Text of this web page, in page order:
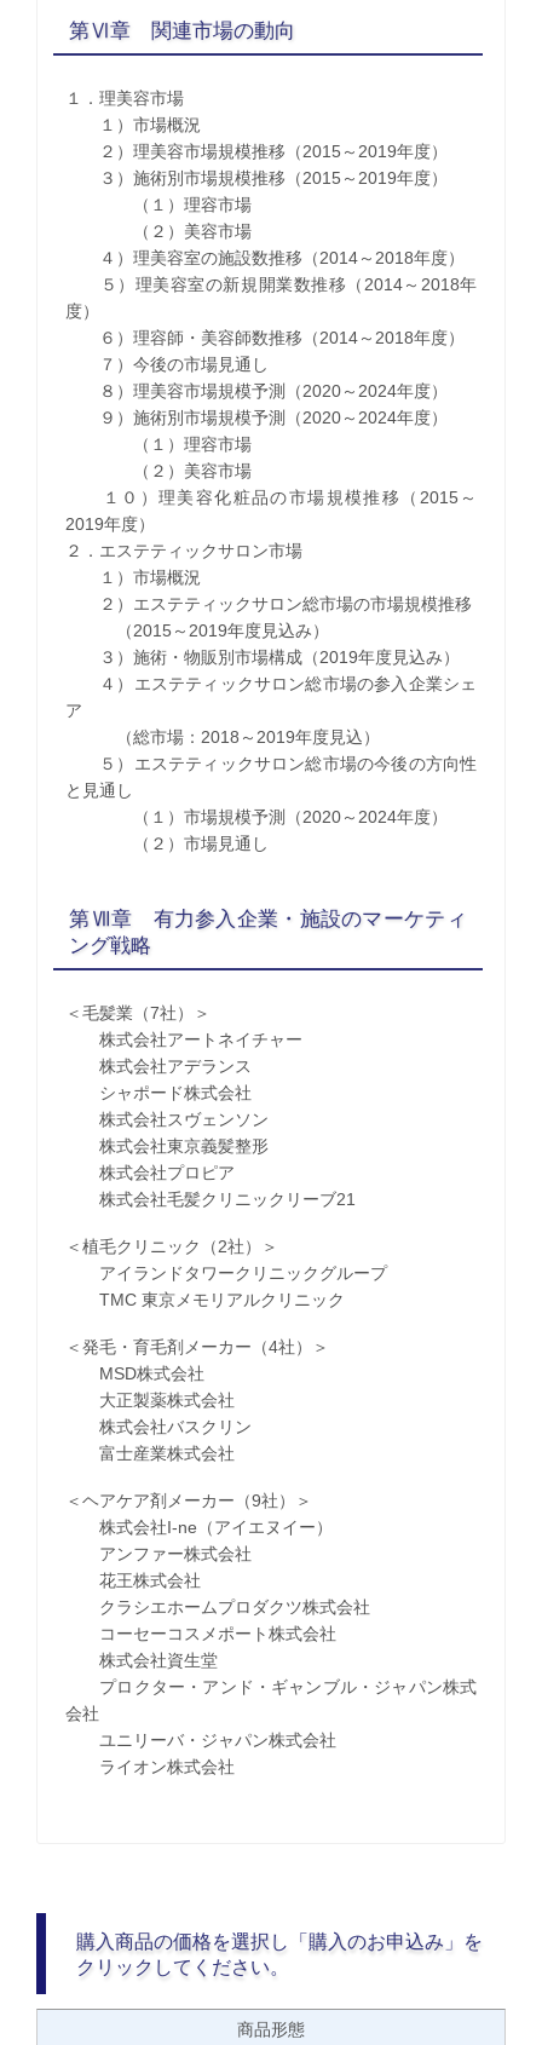
第Ⅵ章 関連市場の動向
１．理美容市場
１）市場概況
２）理美容市場規模推移（2015～2019年度）
３）施術別市場規模推移（2015～2019年度）
（１）理容市場
（２）美容市場
４）理美容室の施設数推移（2014～2018年度）
５）理美容室の新規開業数推移（2014～2018年
度）
６）理容師・美容師数推移（2014～2018年度）
７）今後の市場見通し
８）理美容市場規模予測（2020～2024年度）
９）施術別市場規模予測（2020～2024年度）
（１）理容市場
（２）美容市場
１０）理美容化粧品の市場規模推移（2015～
2019年度）
２．エステティックサロン市場
１）市場概況
２）エステティックサロン総市場の市場規模推移
（2015～2019年度見込み）
３）施術・物販別市場構成（2019年度見込み）
４）エステティックサロン総市場の参入企業シェ
ア
（総市場：2018～2019年度見込）
５）エステティックサロン総市場の今後の方向性
と見通し
（１）市場規模予測（2020～2024年度）
（２）市場見通し
第Ⅶ章 有力参入企業・施設のマーケティ
ング戦略
＜毛髪業（7社）＞
株式会社アートネイチャー
株式会社アデランス
シャポード株式会社
株式会社スヴェンソン
株式会社東京義髪整形
株式会社プロピア
株式会社毛髪クリニックリーブ21
＜植毛クリニック（2社）＞
アイランドタワークリニックグループ
TMC 東京メモリアルクリニック
＜発毛・育毛剤メーカー（4社）＞
MSD株式会社
大正製薬株式会社
株式会社バスクリン
富士産業株式会社
＜ヘアケア剤メーカー（9社）＞
株式会社I-ne（アイエヌイー）
アンファー株式会社
花王株式会社
クラシエホームプロダクツ株式会社
コーセーコスメポート株式会社
株式会社資生堂
プロクター・アンド・ギャンブル・ジャパン株式
会社
ユニリーバ・ジャパン株式会社
ライオン株式会社
購入商品の価格を選択し「購入のお申込み」を
クリックしてください。
商品形態